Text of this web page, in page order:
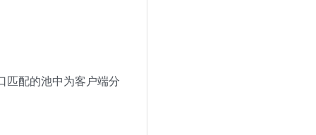
匹配的池中为客户端分